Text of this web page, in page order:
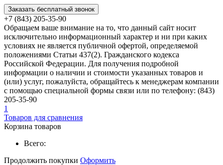
Заказать бесплатный звонок
+7 (843) 205-35-90
Обращаем ваше внимание на то, что данный сайт носит
исключительно информационный характер и ни при каких
условиях не является публичной офертой, определяемой
положениями Статьи 437(2). Гражданского кодекса
Российской Федерации. Для получения подробной
информации о наличии и стоимости указанных товаров и
(или) услуг, пожалуйста, обращайтесь к менеджерам компании
с помощью специальной формы связи или по телефону: (843)
205-35-90
1
Товаров для сравнения
Корзина товаров
Всего:
Продолжить покупки Оформить